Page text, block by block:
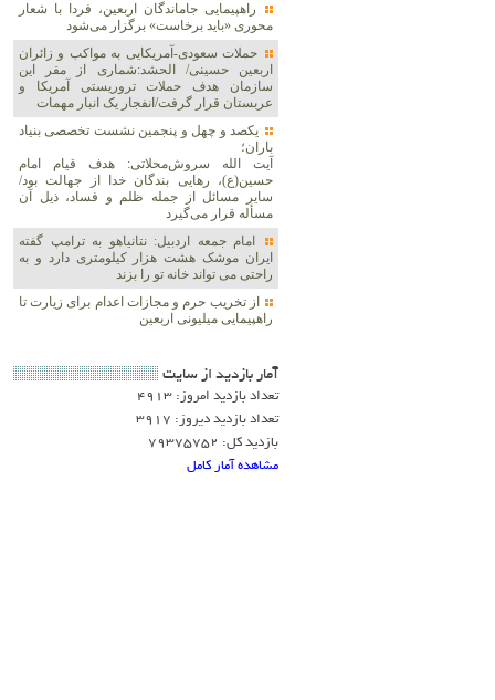
راهپیمایی جاماندگان اربعین، فردا با شعار
محوری «باید برخاست» برگزار می‌شود
حملات سعودی-آمریکایی به مواکب و زائران
اربعین حسینی/ الحشد:شماری از مقر این
سازمان هدف حملات تروریستی آمریکا و
عربستان قرار گرفت/انفجار یک انبار مهمات
یکصد و چهل و پنجمین نشست تخصصی بنیاد
باران؛
آیت الله سروش‌محلاتی: هدف قیام امام
حسین(ع)، رهایی بندگان خدا از جهالت بود/
سایر مسائل از جمله ظلم و فساد، ذیل آن
مسأله قرار می‌گیرد
امام جمعه اردبیل: نتانیاهو به ترامپ گفته
ایران موشک هشت هزار کیلومتری دارد و به
راحتی می تواند خانه تو را بزند
از تخریب حرم و مجازات اعدام برای زیارت تا
راهپیمایی میلیونی اربعین
آمار بازديد از سايت
تعداد بازدید امروز: 4913
تعداد بازدید دیروز: 3917
بازدید کل: 79375752
مشاهده آمار کامل